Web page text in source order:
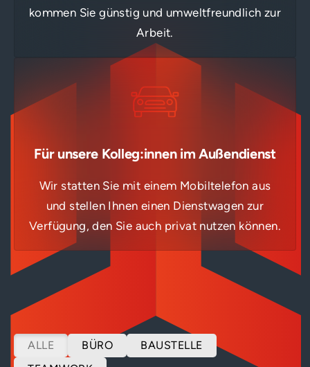
kommen Sie günstig und umweltfreundlich zur
Arbeit.
Für unsere Kolleg:innen im Außendienst
Wir statten Sie mit einem Mobiltelefon aus
und stellen Ihnen einen Dienstwagen zur
Verfügung, den Sie auch privat nutzen können.
ALLE BÜRO
BAUSTELLE